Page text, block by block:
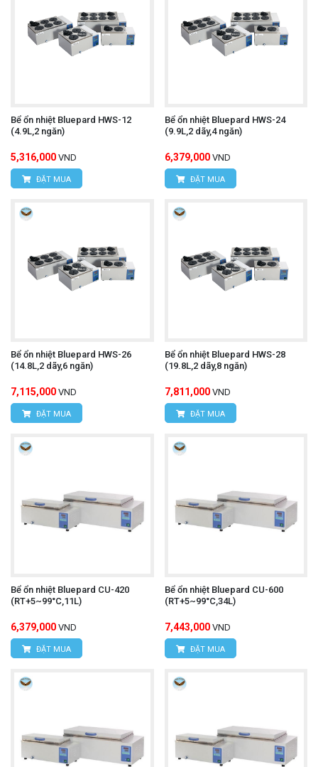
Bể ổn nhiệt Bluepard HWS-12
(4.9L,2 ngăn)
5,316,000 VND
ĐẶT MUA
Bể ổn nhiệt Bluepard HWS-24
(9.9L,2 dãy,4 ngăn)
6,379,000 VND
ĐẶT MUA
Bể ổn nhiệt Bluepard HWS-26
(14.8L,2 dãy,6 ngăn)
7,115,000 VND
ĐẶT MUA
Bể ổn nhiệt Bluepard HWS-28
(19.8L,2 dãy,8 ngăn)
7,811,000 VND
ĐẶT MUA
Bể ổn nhiệt Bluepard CU-420
(RT+5~99°C,11L)
6,379,000 VND
ĐẶT MUA
Bể ổn nhiệt Bluepard CU-600
(RT+5~99°C,34L)
7,443,000 VND
ĐẶT MUA